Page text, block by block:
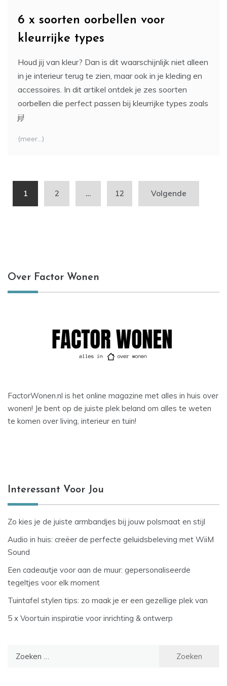
6 x soorten oorbellen voor
kleurrijke types
Houd jij van kleur? Dan is dit waarschijnlijk niet alleen
in je interieur terug te zien, maar ook in je kleding en
accessoires. In dit artikel ontdek je zes soorten
oorbellen die perfect passen bij kleurrijke types zoals
jij!
(meer…)
Berichten
paginering
1 2 … 12 Volgende
Over Factor Wonen
FactorWonen.nl is het online magazine met alles in huis over
wonen! Je bent op de juiste plek beland om alles te weten
te komen over living, interieur en tuin!
Interessant Voor Jou
Zo kies je de juiste armbandjes bij jouw polsmaat en stijl
Audio in huis: creëer de perfecte geluidsbeleving met WiiM
Sound
Een cadeautje voor aan de muur: gepersonaliseerde
tegeltjes voor elk moment
Tuintafel stylen tips: zo maak je er een gezellige plek van
5 x Voortuin inspiratie voor inrichting & ontwerp